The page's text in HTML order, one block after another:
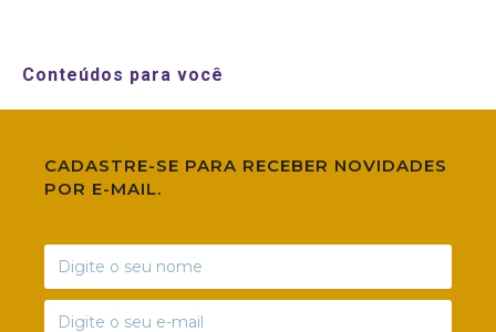
Conteúdos para você
CADASTRE-SE PARA RECEBER NOVIDADES
POR E-MAIL.